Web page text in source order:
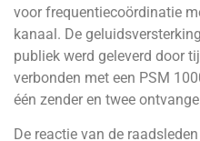
voor frequentiecoördinatie
kanaal. De
publiek werd geleverd door
verbonden met een PSM
één zender en twee
De reactie van de